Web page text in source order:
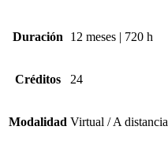
Duración 12 meses | 720 h
Créditos 24
Modalidad Virtual / A distancia